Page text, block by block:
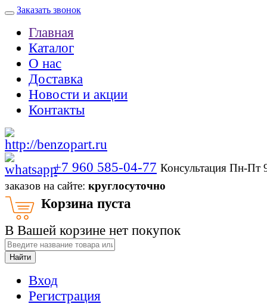
Заказать звонок
Главная
Каталог
О нас
Доставка
Новости и акции
Контакты
+7 960 585-04-77 Консультация Пн-
заказов на сайте: круглосуточно
Корзина пуста
В Вашей корзине нет покупок
Найти
Вход
Регистрация